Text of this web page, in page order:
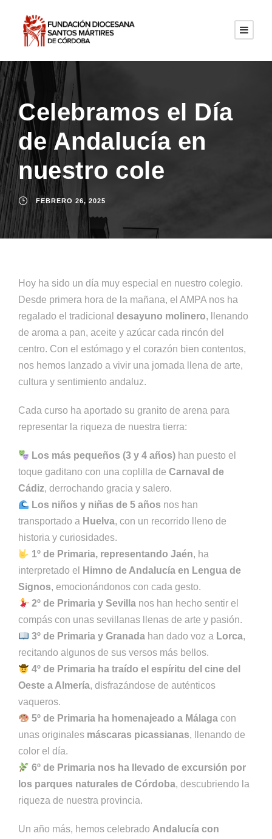
Celebramos el Día
de Andalucía en
nuestro cole
FEBRERO 26, 2025
Hoy ha sido un día muy especial en nuestro colegio.
Desde primera hora de la mañana, el AMPA nos ha
regalado el tradicional desayuno molinero, llenando
de aroma a pan, aceite y azúcar cada rincón del
centro. Con el estómago y el corazón bien contentos,
nos hemos lanzado a vivir una jornada llena de arte,
cultura y sentimiento andaluz.
Cada curso ha aportado su granito de arena para
representar la riqueza de nuestra tierra:
Los más pequeños (3 y 4 años) han puesto el
toque gaditano con una coplilla de Carnaval de
Cádiz, derrochando gracia y salero.
Los niños y niñas de 5 años nos han
transportado a Huelva, con un recorrido lleno de
historia y curiosidades.
1º de Primaria, representando Jaén, ha
interpretado el
Himno de Andalucía en Lengua de
Signos, emocionándonos con cada gesto.
2º de Primaria y Sevilla nos han hecho sentir el
compás con unas sevillanas llenas de arte y pasión.
3º de Primaria y Granada han dado voz a Lorca,
recitando algunos de sus versos más bellos.
4º de Primaria ha traído el espíritu del cine del
Oeste a Almería, disfrazándose de auténticos
vaqueros.
5º de Primaria ha homenajeado a Málaga con
unas originales máscaras picassianas, llenando de
color el día.
6º de Primaria nos ha llevado de excursión por
los parques naturales de Córdoba, descubriendo la
riqueza de nuestra provincia.
Un año más, hemos celebrado Andalucía con